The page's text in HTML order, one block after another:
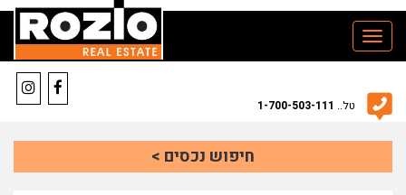
Toggle
navigation
טל.. 1-700-503-111
חיפוש נכסים >